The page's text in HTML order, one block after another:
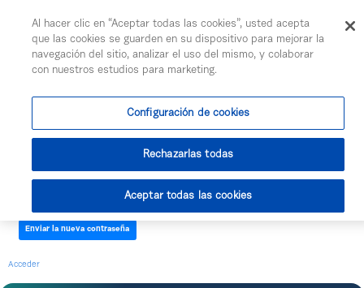
Saltar al contenido principal
He olvidado mi contraseña
Texto de verificación
Enviar la nueva contraseña
Acceder
Al hacer clic en “Aceptar todas las cookies”, usted acepta
que las cookies se guarden en su dispositivo para mejorar la
navegación del sitio, analizar el uso del mismo, y colaborar
con nuestros estudios para marketing.
Configuración de cookies
Rechazarlas todas
Aceptar todas las cookies